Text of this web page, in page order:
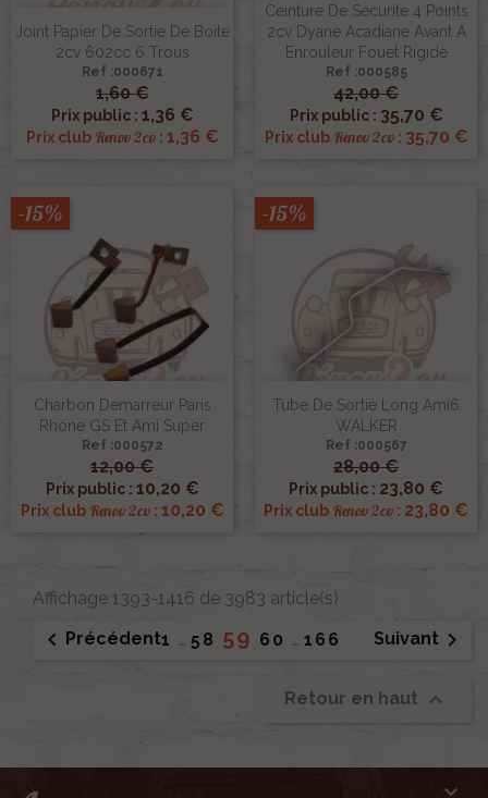
Joint Papier De Sortie De Boite
2cv 602cc 6 Trous
Ref :000671
1,60 €
Prix public : 1,36 €
Prix club Renov 2cv: 1,36 €
Ceinture De Securite 4 Points
2cv Dyane Acadiane Avant A
Enrouleur Fouet Rigide
Ref :000585
42,00 €
Prix public : 35,70 €
Prix club Renov 2cv: 35,70 €
Charbon Demarreur Paris
Rhone GS Et Ami Super
Ref :000572
12,00 €
Prix public : 10,20 €
Prix club Renov 2cv: 10,20 €
-15%
Tube De Sortie Long Ami6
WALKER
Ref :000567
28,00 €
Prix public : 23,80 €
Prix club Renov 2cv : 23,80 €
-15%
Affichage 1393-1416 de 3983 article(s)
 Précédent1 … 58 59 60 … 166 Suivant 
Retour en haut 
